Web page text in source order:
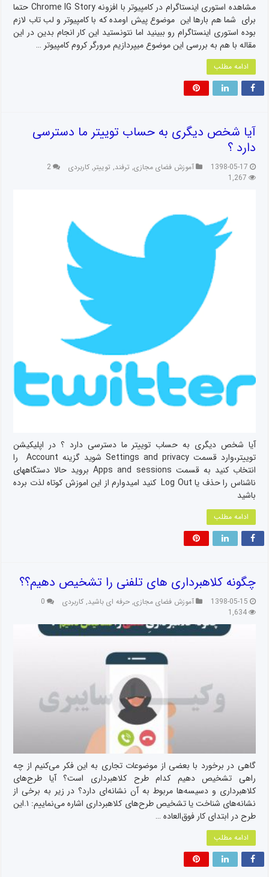
مشاهده استوری اینستاگرام در کامپیوتر با افزونه Chrome IG Story حتما
برای شما هم بارها این موضوع پیش اومده که با کامپیوتر و لب تاب لازم
بوده استوری اینستاگرام رو ببینید اما نتونستید این کار انجام بدین در این
مقاله با هم به بررسی این موضوع میپردازیم مرورگر کروم کامپیوتر …
ادامه مطلب
آیا شخص دیگری به حساب توییتر ما دسترسی
دارد ؟
1398-05-17 آموزش فضای مجازی, ترفند, توییتر, کاربردی
2
1,267
آیا شخص دیگری به حساب توییتر ما دسترسی دارد ؟ در اپلیکیشن
توییتر،وارد قسمت Settings and privacy شوید گزینه Account را
انتخاب کنید به قسمت Apps and sessions بروید حالا دستگاههای
ناشناس را حذف یا Log Out کنید امیدوارم از این اموزش کوتاه لذت برده
باشید
ادامه مطلب
چگونه کلاهبرداری های تلفنی را تشخیص دهیم؟؟
1398-05-15 آموزش فضای مجازی, حرفه ای باشید, کاربردی
0
1,634
گاهی در برخورد با بعضی از موضوعات تجاری به این فکر می‌کنیم از چه
راهی تشخیص دهیم کدام طرح کلاهبرداری است؟ آیا طرح‌های
کلاهبرداری و دسیسه‌ها مربوط به آن نشانه‌ای دارد؟ در زیر به برخی از
نشانه‌های شناخت یا تشخیص طرح‌های کلاهبرداری اشاره می‌نماییم: ۱.این
طرح در ابتدای کار فوق‌العاده …
ادامه مطلب